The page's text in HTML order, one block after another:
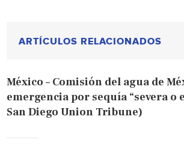
ARTÍCULOS RELACIONADOS
México – Comisión del agua de
emergencia por sequía “severa o
San Diego Union Tribune)